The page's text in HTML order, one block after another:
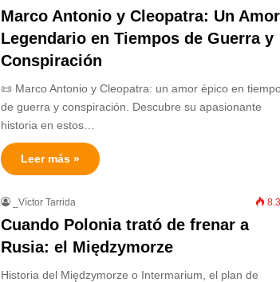
Marco Antonio y Cleopatra: Un Amor
Legendario en Tiempos de Guerra y
Conspiración
📜 Marco Antonio y Cleopatra: un amor épico en
de guerra y conspiración. Descubre su apasionante
historia en estos…
Leer más »
_Víctor Tarrida
Cuando Polonia trató de frenar a
Rusia: el Międzymorze
Historia del Międzymorze o Intermarium, el plan de